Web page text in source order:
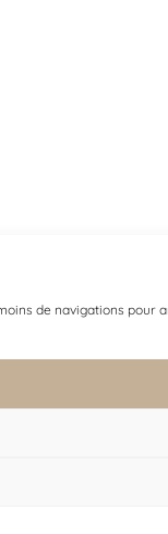
de navigations